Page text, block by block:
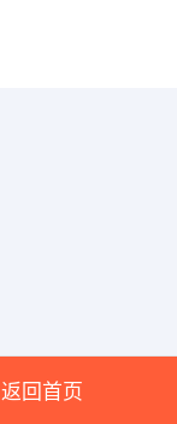
返回首页